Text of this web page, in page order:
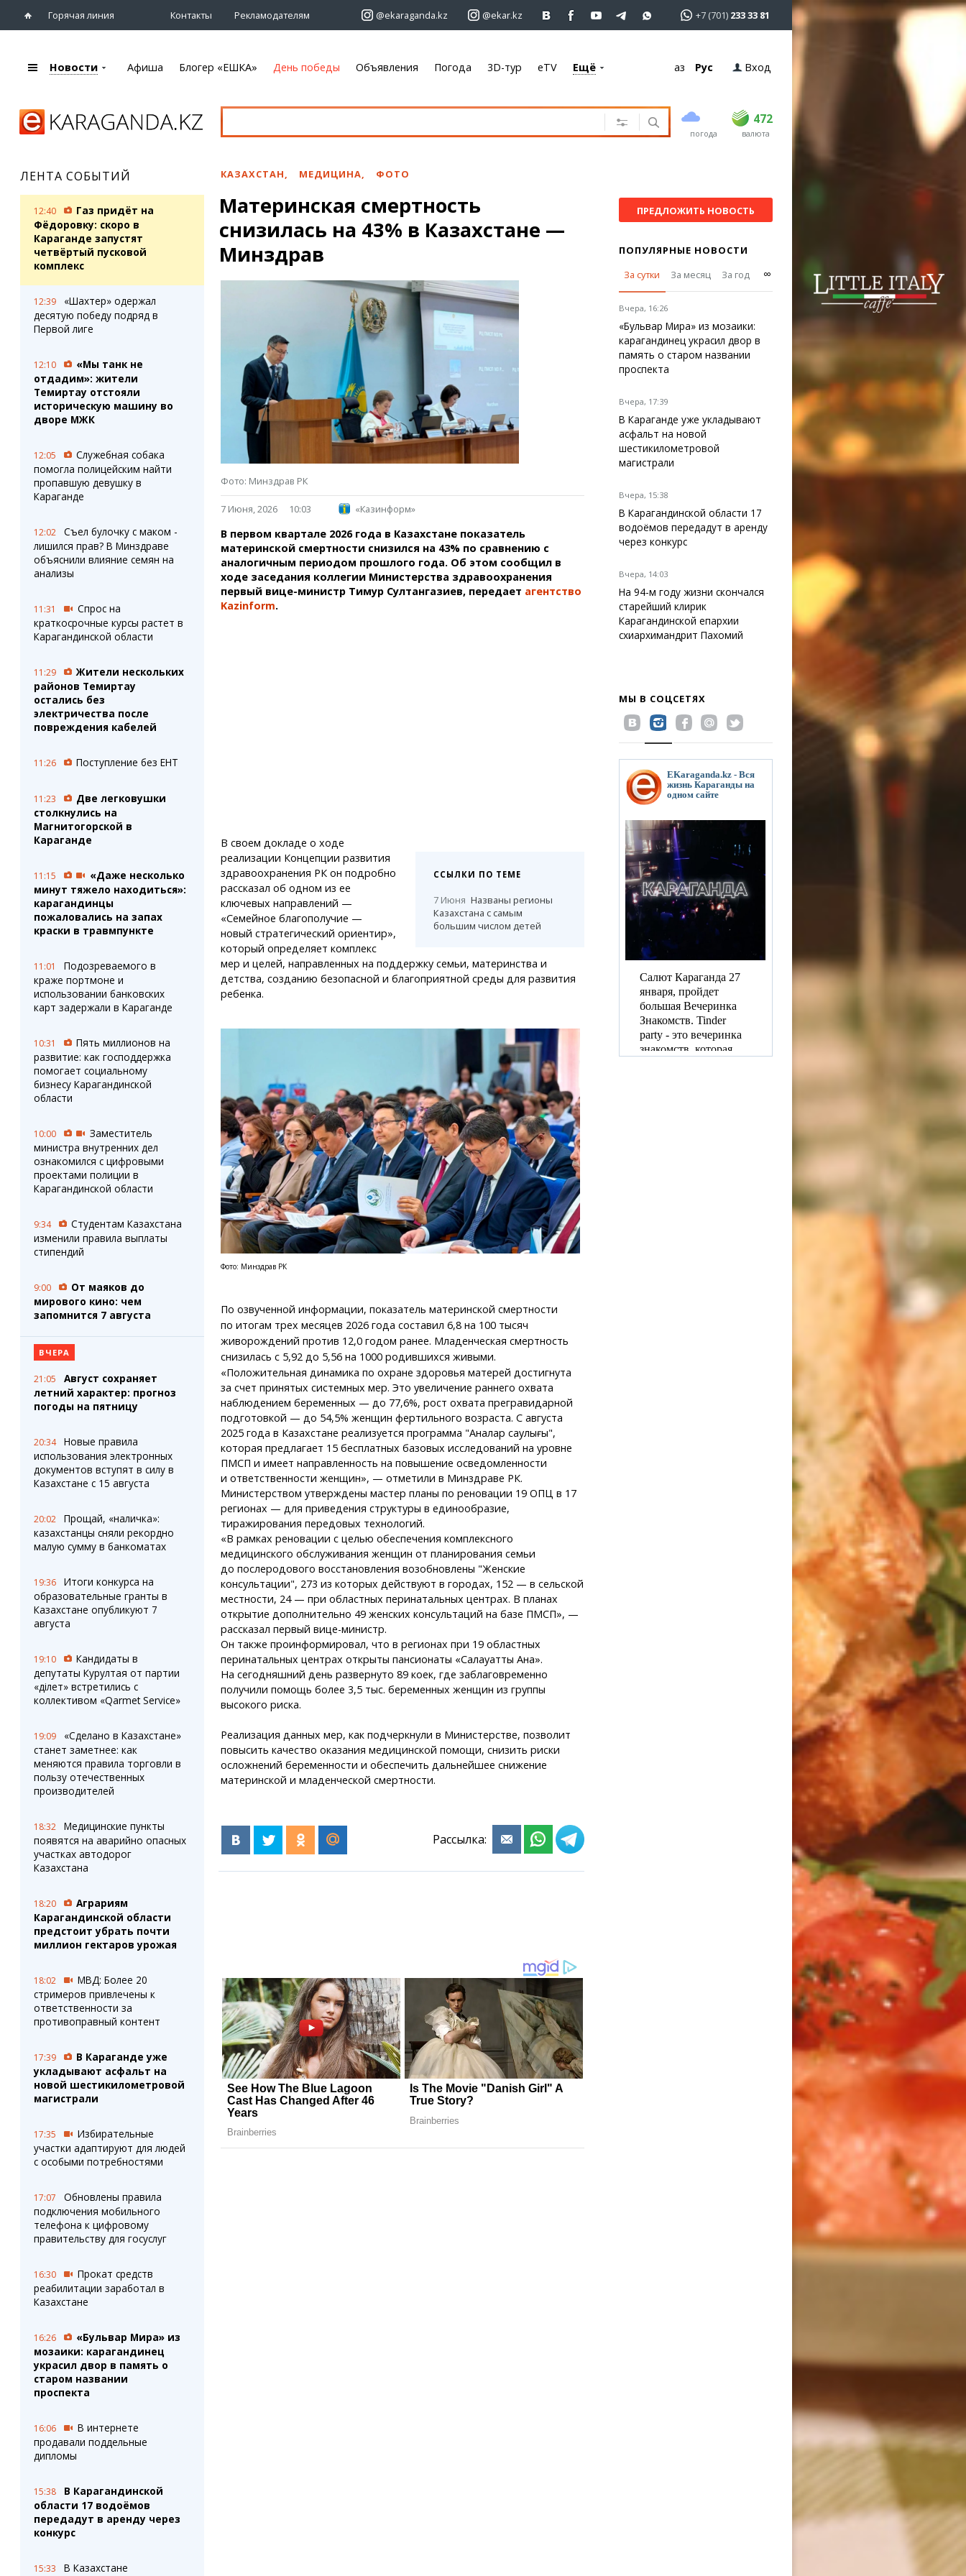
Горячая линия Контакты Рекламодателям @ekaraganda.kz @ekar.kz +7 (701) 233 33 81
Караганды
eTV
Рассылка новостей
Персоны
Интервью
Афиша
Театры
Спорт
Выставки
Цирк и зоопарк
Объявления
Автомобили
Услуги
Электроника
Мебель
Блогер «ЕШКА»
Лента блогера
Штрихи
Коллаж недели
Ешкин гороскоп
Карта Караганды
Организации
Мой участковый
Перекрытие дорог
Погода
Караганда
Темиртау
Балхаш
Жезказган
Фото
Видео
3D-тур
Timelapse
Сервисы
Переводчик
Справочник
Расписание транспорта
Автобусные остановки
Каталог компаний
Купить шины, легко!
Новости Афиша Блогер «ЕШКА» День победы Объявления Погода 3D-тур eTV Ещё Қаз Рус Вход
погода
472
USD 469 472
EUR валюта
ЛЕНТА СОБЫТИЙ
12:40
Газ придёт на
Фёдоровку: скоро в
Караганде запустят
четвёртый пусковой
комплекс
12:39
«Шахтер» одержал
десятую победу подряд в
Первой лиге
12:10
«Мы танк не
отдадим»: жители
Темиртау отстояли
историческую машину во
дворе МЖК
12:05
Служебная собака
помогла полицейским найти
пропавшую девушку в
Караганде
12:02
Съел булочку с маком -
лишился прав? В Минздраве
объяснили влияние семян на
анализы
11:31
Спрос на
краткосрочные курсы растет в
Карагандинской области
11:29
Жители нескольких
районов Темиртау
остались без
электричества после
повреждения кабелей
11:26 Поступление без ЕНТ
11:23
Две легковушки
столкнулись на
Магнитогорской в
Караганде
11:15
«Даже несколько
минут тяжело находиться»:
карагандинцы
пожаловались на запах
краски в травмпункте
11:01
Подозреваемого в
краже портмоне и
использовании банковских
карт задержали в Караганде
10:31
Пять миллионов на
развитие: как господдержка
помогает социальному
бизнесу Карагандинской
области
10:00
Заместитель
министра внутренних дел
ознакомился с цифровыми
проектами полиции в
Карагандинской области
9:34
Студентам Казахстана
изменили правила выплаты
стипендий
9:00
От маяков до
мирового кино: чем
запомнится 7 августа
ВЧЕРА
21:05
Август сохраняет
летний характер: прогноз
погоды на пятницу
20:34
Новые правила
использования электронных
документов вступят в силу в
Казахстане с 15 августа
20:02
Прощай, «наличка»:
казахстанцы сняли рекордно
малую сумму в банкоматах
19:36
Итоги конкурса на
образовательные гранты в
Казахстане опубликуют 7
августа
19:10
Кандидаты в
депутаты Курултая от партии
«Әділет» встретились с
коллективом «Qarmet Service»
19:09
«Сделано в Казахстане»
станет заметнее: как
меняются правила торговли в
пользу отечественных
производителей
18:32
Медицинские пункты
появятся на аварийно опасных
участках автодорог
Казахстана
18:20
Аграриям
Карагандинской области
предстоит убрать почти
миллион гектаров урожая
18:02
МВД: Более 20
стримеров привлечены к
ответственности за
противоправный контент
17:39
В Караганде уже
укладывают асфальт на
новой шестикилометровой
магистрали
17:35
Избирательные
участки адаптируют для людей
с особыми потребностями
17:07
Обновлены правила
подключения мобильного
телефона к цифровому
правительству для госуслуг
16:30
Прокат средств
реабилитации заработал в
Казахстане
16:26
«Бульвар Мира» из
мозаики: карагандинец
украсил двор в память о
старом названии
проспекта
16:06
В интернете
продавали поддельные
дипломы
15:38
В Карагандинской
области 17 водоёмов
передадут в аренду через
конкурс
15:33
В Казахстане
КАЗАХСТАН, МЕДИЦИНА, ФОТО
Материнская смертность
снизилась на 43% в Казахстане —
Минздрав
Фото: Минздрав РК
7 Июня, 2026 10:03 «Казинформ»
В первом квартале 2026 года в Казахстане показатель
материнской смертности снизился на 43% по сравнению с
аналогичным периодом прошлого года. Об этом сообщил в
ходе заседания коллегии Министерства здравоохранения
первый вице-министр Тимур Султангазиев, передает агентство
Kazinform.
ССЫЛКИ ПО ТЕМЕ
7 Июня Названы регионы
Казахстана с самым
большим числом детей
В своем докладе о ходе
реализации Концепции развития
здравоохранения РК он подробно
рассказал об одном из ее
ключевых направлений —
«Семейное благополучие —
новый стратегический ориентир»,
который определяет комплекс
мер и целей, направленных на поддержку семьи, материнства и
детства, созданию безопасной и благоприятной среды для развития
ребенка.
Фото: Минздрав РК
По озвученной информации, показатель материнской смертности
по итогам трех месяцев 2026 года составил 6,8 на 100 тысяч
живорождений против 12,0 годом ранее. Младенческая смертность
снизилась с 5,92 до 5,56 на 1000 родившихся живыми.
«Положительная динамика по охране здоровья матерей достигнута
за счет принятых системных мер. Это увеличение раннего охвата
наблюдением беременных — до 77,6%, рост охвата прегравидарной
подготовкой — до 54,5% женщин фертильного возраста. С августа
2025 года в Казахстане реализуется программа "Аналар саулығы",
которая предлагает 15 бесплатных базовых исследований на уровне
ПМСП и имеет направленность на повышение осведомленности
и ответственности женщин», — отметили в Минздраве РК.
Министерством утверждены мастер планы по реновации 19 ОПЦ в 17
регионах — для приведения структуры в единообразие,
тиражирования передовых технологий.
«В рамках реновации с целью обеспечения комплексного
медицинского обслуживания женщин от планирования семьи
до послеродового восстановления возобновлены "Женские
консультации", 273 из которых действуют в городах, 152 — в сельской
местности, 24 — при областных перинатальных центрах. В планах
открытие дополнительно 49 женских консультаций на базе ПМСП», —
рассказал первый вице-министр.
Он также проинформировал, что в регионах при 19 областных
перинатальных центрах открыты пансионаты «Салауатты Ана».
На сегодняшний день развернуто 89 коек, где заблаговременно
получили помощь более 3,5 тыс. беременных женщин из группы
высокого риска.
Реализация данных мер, как подчеркнули в Министерстве, позволит
повысить качество оказания медицинской помощи, снизить риски
осложнений беременности и обеспечить дальнейшее снижение
материнской и младенческой смертности.
Рассылка:
ПРЕДЛОЖИТЬ НОВОСТЬ
ПОПУЛЯРНЫЕ НОВОСТИ
За сутки
За месяц За год ∞
Вчера, 16:26
«Бульвар Мира» из мозаики:
карагандинец украсил двор в
память о старом названии
проспекта
Вчера, 17:39
В Караганде уже укладывают
асфальт на новой
шестикилометровой
магистрали
Вчера, 15:38
В Карагандинской области 17
водоёмов передадут в аренду
через конкурс
Вчера, 14:03
На 94-м году жизни скончался
старейший клирик
Карагандинской епархии
схиархимандрит Пахомий
МЫ В СОЦСЕТЯХ
EKaraganda.kz - Вся
жизнь Караганды на
одном сайте